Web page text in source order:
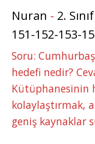
Nuran - 2.
151-152-153-
Soru:
hedefi nedir?
Kütüphanesinin
kolaylaştırmak,
geniş kaynaklar